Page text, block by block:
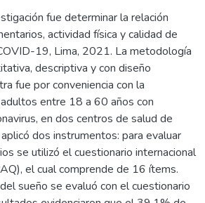
fue determinar la relación
actividad física y calidad de
19, Lima, 2021. La metodología
descriptiva y con diseño
fue por conveniencia con la
entre 18 a 60 años con
en dos centros de salud de
dos instrumentos: para evaluar
se utilizó el cuestionario internacional
el cual comprende de 16 ítems.
sueño se evaluó con el cuestionario